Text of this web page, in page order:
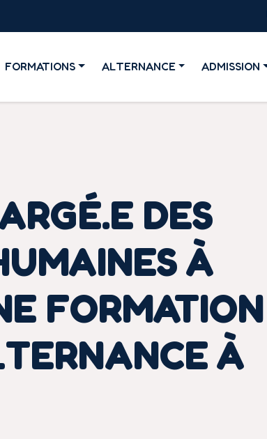
FORMATIONS ALTERNANCE ADMISSION
DES
À
FORMATION
À